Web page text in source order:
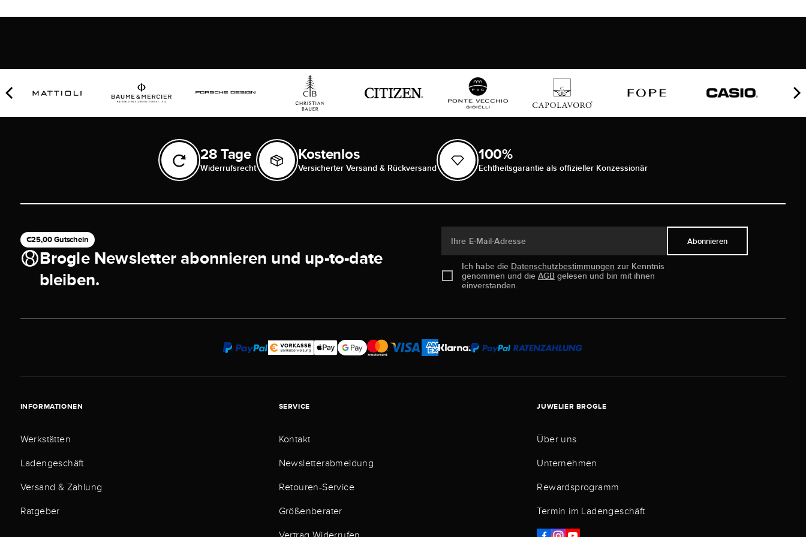
28 Tage
Widerrufsrecht
Kostenlos
Versicherter Versand & Rückversand
100%
Echtheitsgarantie als offizieller Konzessionär
€25,00 Gutschein
Brogle Newsletter abonnieren und up-to-date
bleiben.
Ihre E-Mail-Adresse
Ich habe die Datenschutzbestimmungen zur Kenntnis
genommen und die AGBgelesen und bin mit ihnen
einverstanden.
Abonnieren
INFORMATIONEN
Werkstätten
Ladengeschäft
Versand & Zahlung
Ratgeber
SERVICE
Kontakt
Newsletterabmeldung
Retouren-Service
Größenberater
JUWELIER BROGLE
Über uns
Unternehmen
Rewardsprogramm
Termin im Ladengeschäft